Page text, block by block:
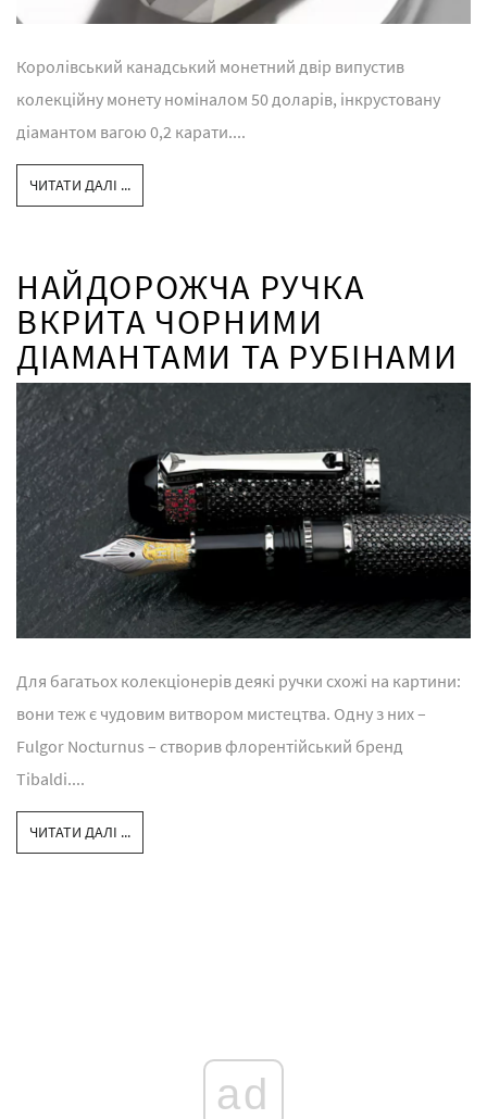
Королівський канадський монетний двір випустив
колекційну монету номіналом 50 доларів, інкрустовану
діамантом вагою 0,2 карати....
ЧИТАТИ ДАЛІ ...
НАЙДОРОЖЧА РУЧКА
ВКРИТА ЧОРНИМИ
ДІАМАНТАМИ ТА РУБІНАМИ
Для багатьох колекціонерів деякі ручки схожі на картини:
вони теж є чудовим витвором мистецтва. Одну з них –
Fulgor Nocturnus – створив флорентійський бренд
Tibaldi....
ЧИТАТИ ДАЛІ ...
ad